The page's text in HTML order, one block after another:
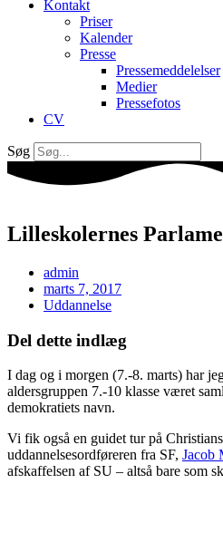
Kontakt
Priser
Kalender
Presse
Pressemeddelelser
Medier
Pressefotos
CV
Søg
Lilleskolernes
admin
marts 7, 2017
Uddannelse
Del dette indlæg
I dag og i morgen (7.-8. marts) har
aldersgruppen 7.-10 klasse været
demokratiets navn.
Vi fik også en guidet tur på
uddannelsesordføreren fra SF, Jacob
afskaffelsen af SU – altså bare som